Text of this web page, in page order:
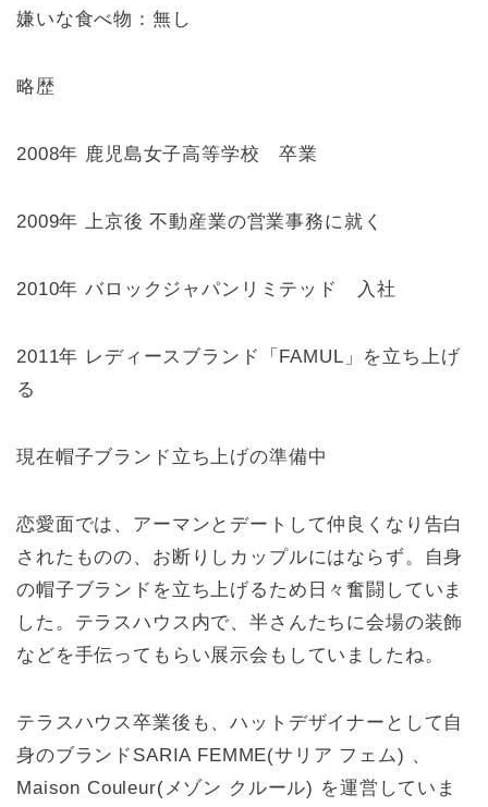
嫌いな食べ物：無し
略歴
2008年 鹿児島女子高等学校 卒業
2009年 上京後 不動産業の営業事務に就く
2010年 バロックジャパンリミテッド 入社
2011年 レディースブランド「FAMUL」を立ち上げ
る
現在帽子ブランド立ち上げの準備中
恋愛面では、アーマンとデートして仲良くなり告白
されたものの、お断りしカップルにはならず。自身
の帽子ブランドを立ち上げるため日々奮闘していま
した。テラスハウス内で、半さんたちに会場の装飾
などを手伝ってもらい展示会もしていましたね。
テラスハウス卒業後も、ハットデザイナーとして自
身のブランドSARIA FEMME(サリア フェム) 、
Maison Couleur(メゾン クルール) を運営していま